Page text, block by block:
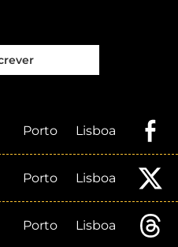
Porto Lisboa
Porto Lisboa
Porto Lisboa